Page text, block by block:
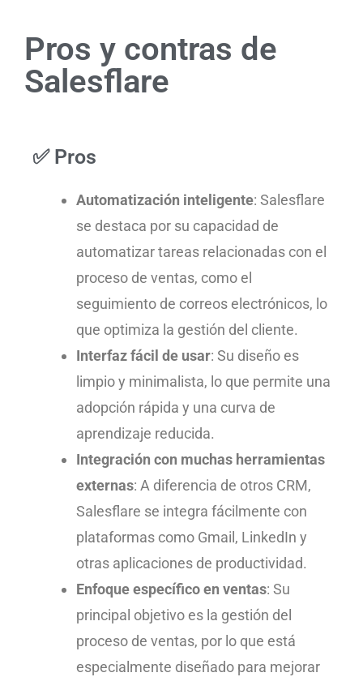
Pros y contras de
Salesflare
✅ Pros
Automatización inteligente: Salesflare
se destaca por su capacidad de
automatizar tareas relacionadas con el
proceso de ventas, como el
seguimiento de correos electrónicos, lo
que optimiza la gestión del cliente.
Interfaz fácil de usar: Su diseño es
limpio y minimalista, lo que permite una
adopción rápida y una curva de
aprendizaje reducida.
Integración con muchas herramientas
externas: A diferencia de otros CRM,
Salesflare se integra fácilmente con
plataformas como Gmail, LinkedIn y
otras aplicaciones de productividad.
Enfoque específico en ventas: Su
principal objetivo es la gestión del
proceso de ventas, por lo que está
especialmente diseñado para mejorar